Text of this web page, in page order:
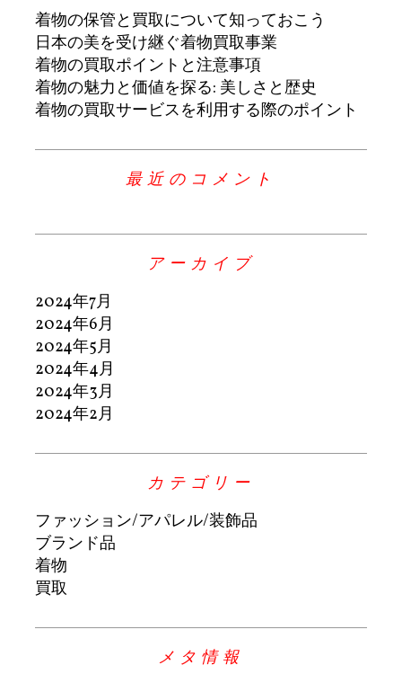
着物の保管と買取について知っておこう
日本の美を受け継ぐ着物買取事業
着物の買取ポイントと注意事項
着物の魅力と価値を探る: 美しさと歴史
着物の買取サービスを利用する際のポイント
最近のコメント
アーカイブ
2024年7月
2024年6月
2024年5月
2024年4月
2024年3月
2024年2月
カテゴリー
ファッション/アパレル/装飾品
ブランド品
着物
買取
メタ情報